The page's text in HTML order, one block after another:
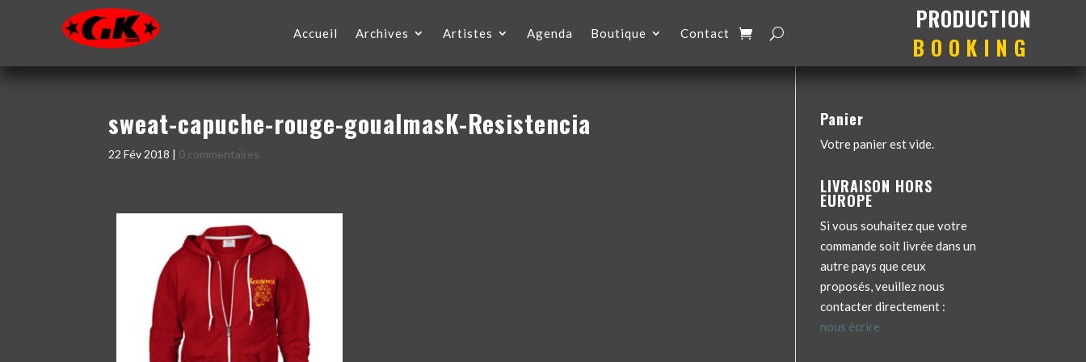
Accueil Archives Artistes Agenda Boutique Contact production
booking
sweat-capuche-rouge-goualmasK-Resistencia
22 Fév 2018 | 0 commentaires
Panier
Votre panier est vide.
LIVRAISON HORS
EUROPE
Si vous souhaitez que votre
commande soit livrée dans un
autre pays que ceux
proposés, veuillez nous
contacter directement :
nous écrire